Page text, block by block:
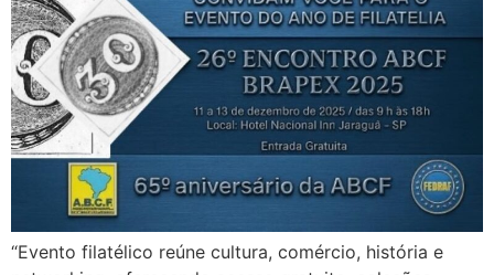
“Evento filatélico reúne cultura, comércio, história e